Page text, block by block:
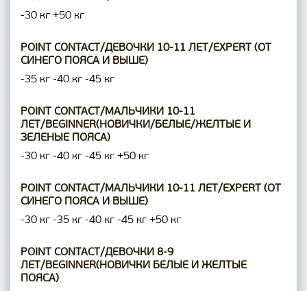
-30 кг +50 кг
POINT CONTACT/ДЕВОЧКИ 10-11 ЛЕТ/EXPERT (ОТ
СИНЕГО ПОЯСА И ВЫШЕ)
-35 кг -40 кг -45 кг
POINT CONTACT/МАЛЬЧИКИ 10-11
ЛЕТ/BEGINNER(НОВИЧКИ/БЕЛЫЕ/ЖЕЛТЫЕ И
ЗЕЛЕНЫЕ ПОЯСА)
-30 кг -40 кг -45 кг +50 кг
POINT CONTACT/МАЛЬЧИКИ 10-11 ЛЕТ/EXPERT (ОТ
СИНЕГО ПОЯСА И ВЫШЕ)
-30 кг -35 кг -40 кг -45 кг +50 кг
POINT CONTACT/ДЕВОЧКИ 8-9
ЛЕТ/BEGINNER(НОВИЧКИ БЕЛЫЕ И ЖЕЛТЫЕ
ПОЯСА)